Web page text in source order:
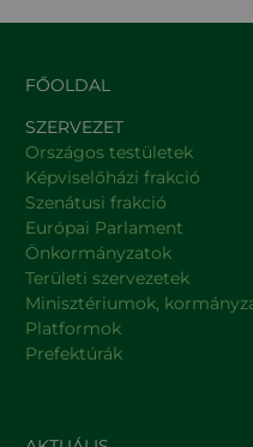
FŐOLDAL
SZERVEZET
Országos testületek
Képviselőházi frakció
Szenátusi frakció
Európai Parlament
Önkormányzatok
Területi szervezetek
Minisztériumok,
Platformok
Prefektúrák